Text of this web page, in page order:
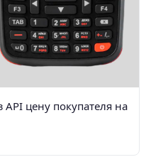
API цену покупателя на